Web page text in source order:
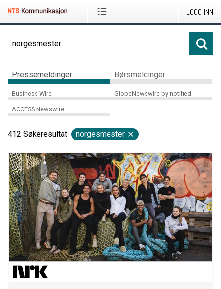
LOGG INN
Pressemeldinger Børsmeldinger
Business Wire GlobeNewswire by notified
ACCESS Newswire
412 Søkeresultat norgesmester